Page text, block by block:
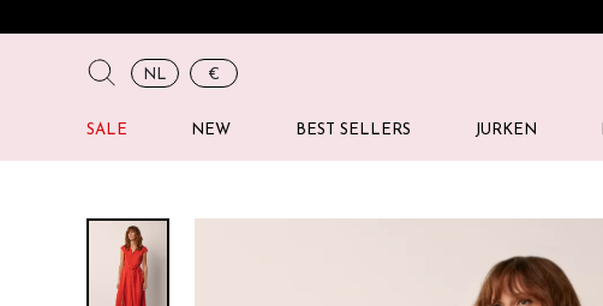
NL €
SALE NEW BEST SELLERS JURKEN